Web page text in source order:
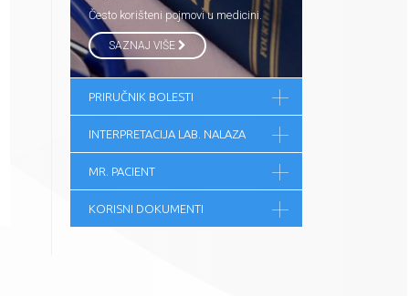
Često korišteni pojmovi u medicini.
SAZNAJ VIŠE
PRIRUČNIK BOLESTI
INTERPRETACIJA LAB. NALAZA
MR. PACIENT
KORISNI DOKUMENTI